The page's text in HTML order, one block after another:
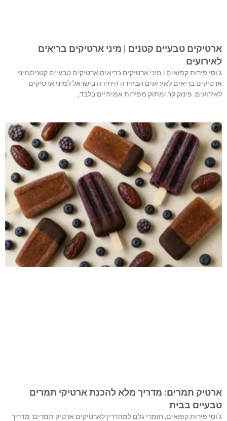
ארטיקים טבעיים קטנים | מיני ארטיקים בריאים
לאירועים
ג’וסי פירות קפואים | מיני ארטיקים בריאים ארטיקים טבעיים קטניםמיני
ארטיקים בריאים לאירועים הבחירה היחידה בישראל למיני ארטיקים
לאירועים: פינוק קר ומתוק מפירות אמיתיים בלבד,
ארטיק תמרים: מדריך מלא להכנת ארטיקי תמרים
טבעיים בבית
ג’וסי פירות קפואים, חומרי גלם למהדרין לארטיקים ארטיק תמרים: מדריך